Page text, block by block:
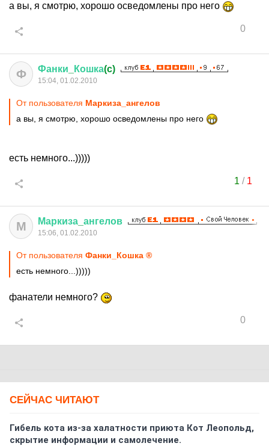
а вы, я смотрю, хорошо осведомлены про него
0
Ф Фанки Кошка(c)
15:04, 01.02.2010
От пользователя Маркиза_ангелов
а вы, я смотрю, хорошо осведомлены про него
есть немного...)))))
1 / 1
М Маркиза ангелов
15:06, 01.02.2010
От пользователя Фанки_Кошка ®
есть немного...)))))
фанатели немного?
0
СЕЙЧАС ЧИТАЮТ
Гибель кота из-за халатности приюта Кот Леопольд,
скрытиe информации и самолечение.